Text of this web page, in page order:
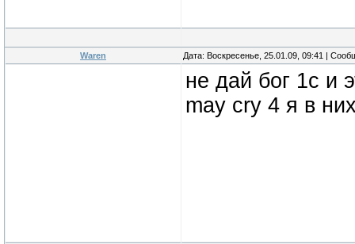
Waren Дата: Воскресенье, 25.01.09, 09:41 |
не дай бог 1с и
may cry 4 я в